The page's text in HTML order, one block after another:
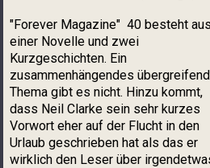
"Forever Magazine" 40 besteht aus
einer Novelle und zwei
Kurzgeschichten. Ein
zusammenhängendes
Thema gibt es nicht. Hinzu kommt,
dass Neil Clarke sein sehr kurzes
Vorwort eher auf der Flucht in den
Urlaub geschrieben hat als das er
wirklich den Leser über